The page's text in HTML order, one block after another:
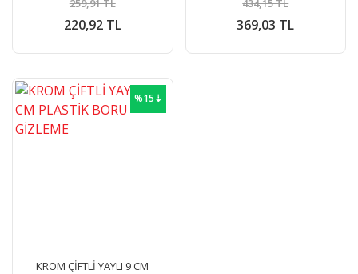
220,92 TL 369,03 TL
%15⇣
KROM ÇİFTLİ YAYLI 9 CM